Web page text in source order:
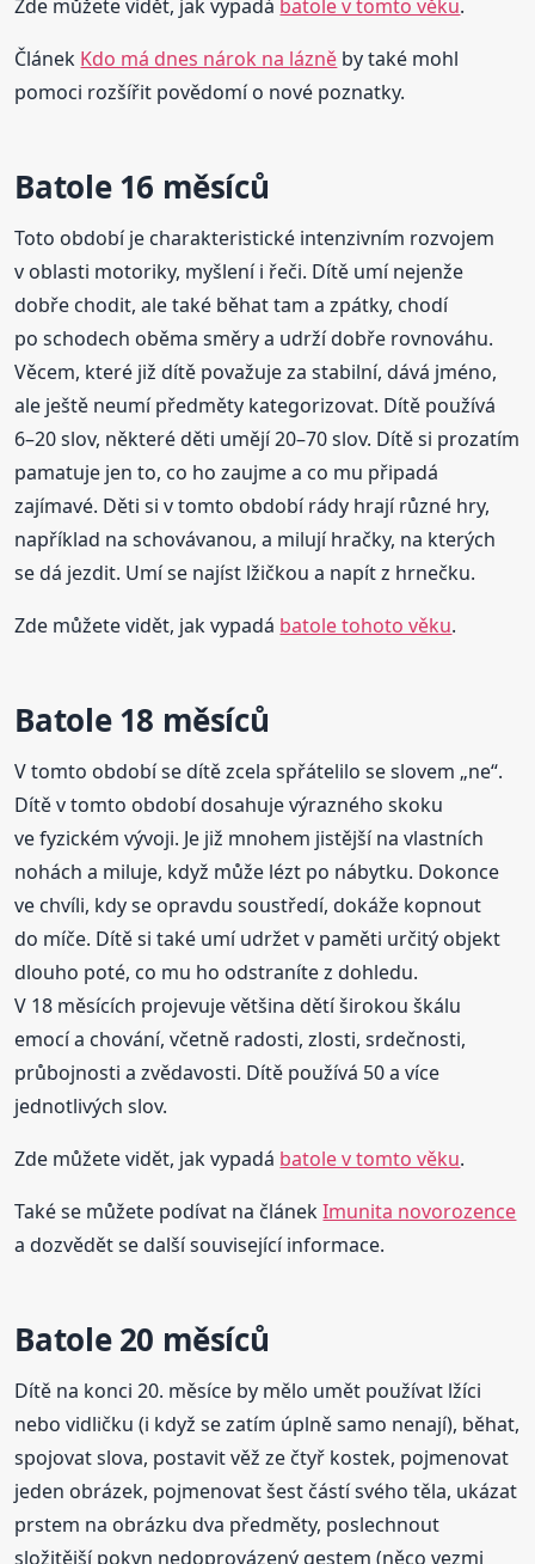
Zde můžete vidět, jak vypadá batole v tomto věku.
Článek Kdo má dnes nárok na lázně by také mohl
pomoci rozšířit povědomí o nové poznatky.
Batole 16 měsíců
Toto období je charakteristické intenzivním rozvojem
v oblasti motoriky, myšlení i řeči. Dítě umí nejenže
dobře chodit, ale také běhat tam a zpátky, chodí
po schodech oběma směry a udrží dobře rovnováhu.
Věcem, které již dítě považuje za stabilní, dává jméno,
ale ještě neumí předměty kategorizovat. Dítě používá
6–20 slov, některé děti umějí 20–70 slov. Dítě si prozatím
pamatuje jen to, co ho zaujme a co mu připadá
zajímavé. Děti si v tomto období rády hrají různé hry,
například na schovávanou, a milují hračky, na kterých
se dá jezdit. Umí se najíst lžičkou a napít z hrnečku.
Zde můžete vidět, jak vypadá batole tohoto věku.
Batole 18 měsíců
V tomto období se dítě zcela spřátelilo se slovem „ne“.
Dítě v tomto období dosahuje výrazného skoku
ve fyzickém vývoji. Je již mnohem jistější na vlastních
nohách a miluje, když může lézt po nábytku. Dokonce
ve chvíli, kdy se opravdu soustředí, dokáže kopnout
do míče. Dítě si také umí udržet v paměti určitý objekt
dlouho poté, co mu ho odstraníte z dohledu.
V 18 měsících projevuje většina dětí širokou škálu
emocí a chování, včetně radosti, zlosti, srdečnosti,
průbojnosti a zvědavosti. Dítě používá 50 a více
jednotlivých slov.
Zde můžete vidět, jak vypadá batole v tomto věku.
Také se můžete podívat na článekImunita novorozence
a dozvědět se další související informace.
Batole 20 měsíců
Dítě na konci 20. měsíce by mělo umět používat lžíci
nebo vidličku (i když se zatím úplně samo nenají), běhat,
spojovat slova, postavit věž ze čtyř kostek, pojmenovat
jeden obrázek, pojmenovat šest částí svého těla, ukázat
prstem na obrázku dva předměty, poslechnout
složitější pokyn nedoprovázený gestem (něco vezmi